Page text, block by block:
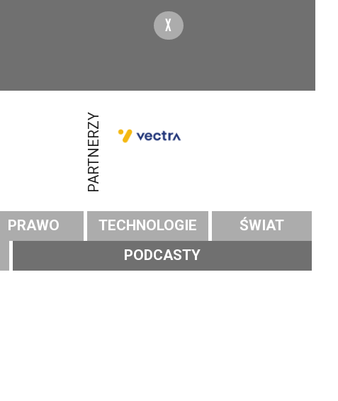
X
PARTNERZY
PRAWO TECHNOLOGIE
ŚWIAT
PODCASTY